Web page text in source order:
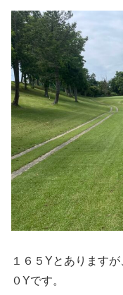
１６５Yとあります
０Yです。